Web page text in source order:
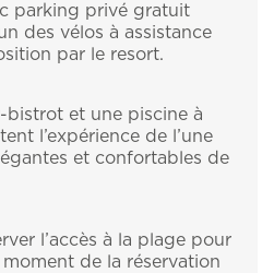
parking privé gratuit
des vélos à assistance
par le resort.
bistrot et une piscine à
l’expérience de l’une
et confortables de
l’accès à la plage pour
de la réservation